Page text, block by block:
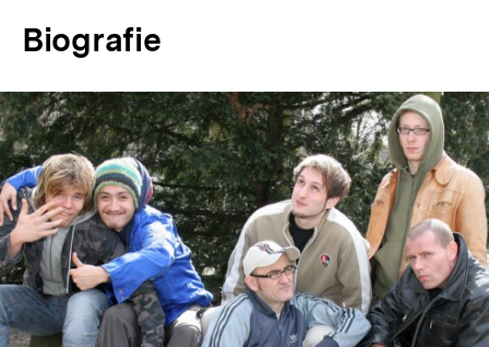
Biografie
In
Lightbox
öffnen